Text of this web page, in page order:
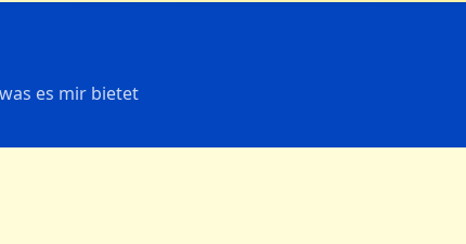
es mir bietet